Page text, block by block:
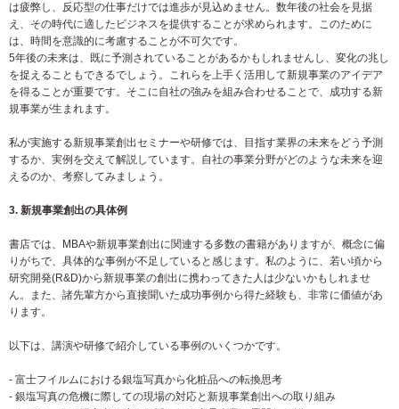
は疲弊し、反応型の仕事だけでは進歩が見込めません。数年後の社会を見据
え、その時代に適したビジネスを提供することが求められます。このために
は、時間を意識的に考慮することが不可欠です。
5年後の未来は、既に予測されていることがあるかもしれませんし、変化の兆し
を捉えることもできるでしょう。これらを上手く活用して新規事業のアイデア
を得ることが重要です。そこに自社の強みを組み合わせることで、成功する新
規事業が生まれます。
私が実施する新規事業創出セミナーや研修では、目指す業界の未来をどう予測
するか、実例を交えて解説しています。自社の事業分野がどのような未来を迎
えるのか、考察してみましょう。
3. 新規事業創出の具体例
書店では、MBAや新規事業創出に関連する多数の書籍がありますが、概念に偏
りがちで、具体的な事例が不足していると感じます。私のように、若い頃から
研究開発(R&D)から新規事業の創出に携わってきた人は少ないかもしれませ
ん。また、諸先輩方から直接聞いた成功事例から得た経験も、非常に価値があ
ります。
以下は、講演や研修で紹介している事例のいくつかです。
- 富士フイルムにおける銀塩写真から化粧品への転換思考
- 銀塩写真の危機に際しての現場の対応と新規事業創出への取り組み